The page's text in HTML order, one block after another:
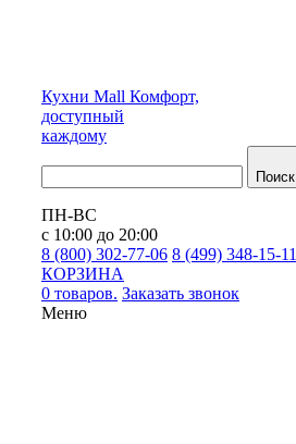
Кухни Mall Комфорт,
доступный
каждому
Поиск
ПН-ВС
с 10:00 до 20:00
8 (800) 302-77-06 8 (499) 348-15-11
КОРЗИНА
0 товаров. Заказать звонок
Меню